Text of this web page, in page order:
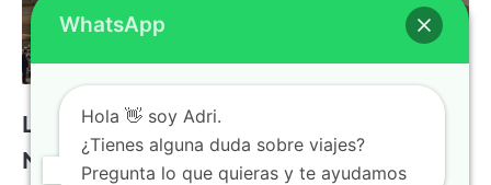
Los mejores mercados de comida de
Nueva York
WhatsApp
Hola 👋 soy Adri.
¿Tienes alguna duda sobre viajes?
Pregunta lo que quieras y te ayudamos